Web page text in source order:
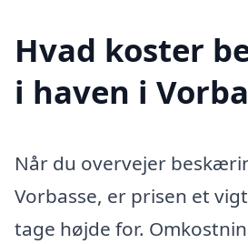
Hvad koster
i haven i
Når du overvejer
Vorbasse, er prisen et
tage højde for.